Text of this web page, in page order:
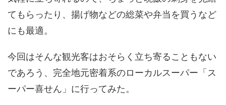
てもらったり、揚げ物などの総菜や弁当を買うなど
にも最適。
今回はそんな観光客はおそらく立ち寄ることもない
であろう、完全地元密着系のローカルスーパー「ス
ーパー喜せん」に行ってみた。